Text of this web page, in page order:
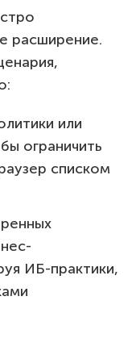
расширение.
или
ограничить
списком
ИБ-практики,